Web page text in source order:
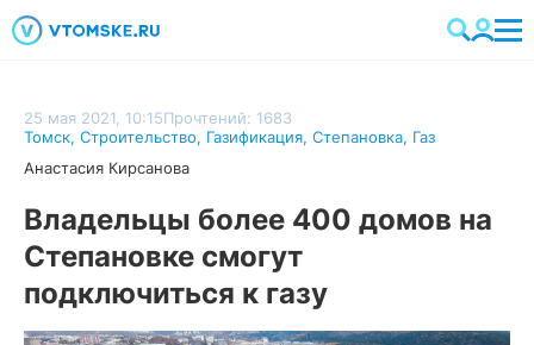
25 мая 2021, 10:15Прочтений: 1683
Томск, Строительство, Газификация, Степановка, Газ
Анастасия Кирсанова
Владельцы более 400 домов на
Степановке смогут
подключиться к газу